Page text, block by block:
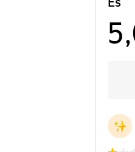
Часы работы
Пн-Вс с 10:00 - 20:00
+7 (343) 200-07-27